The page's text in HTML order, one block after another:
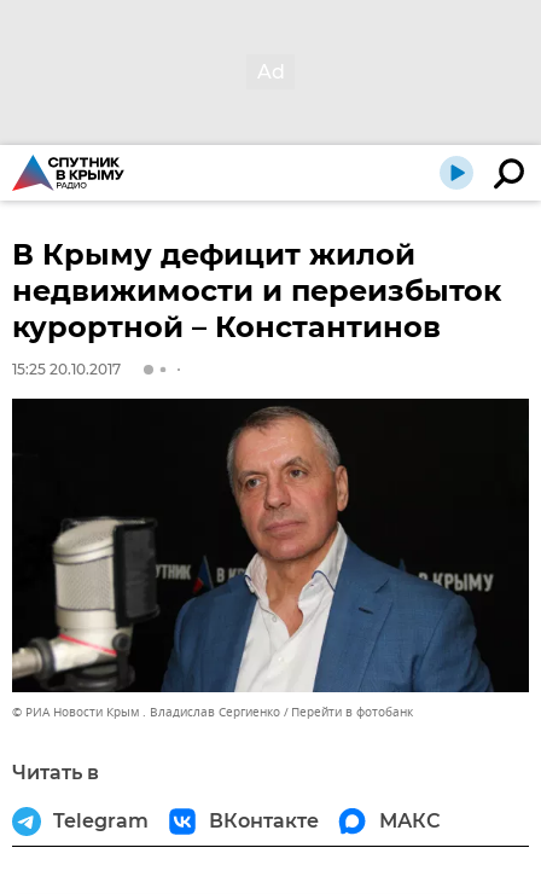
В Крыму дефицит жилой
недвижимости и переизбыток
курортной – Константинов
15:25 20.10.2017
© РИА Новости Крым . Владислав Сергиенко Перейти в фотобанк
Читать в
Telegram ВКонтакте МАКС